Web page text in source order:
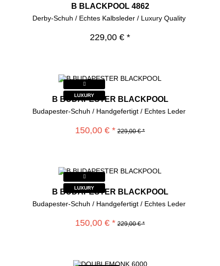
B BLACKPOOL 4862
Derby-Schuh / Echtes Kalbsleder / Luxury Quality
229,00 € *
LUXURY
B BUDAPESTER BLACKPOOL
Budapester-Schuh / Handgefertigt / Echtes Leder
150,00 € * 229,00 € *
LUXURY
B BUDAPESTER BLACKPOOL
Budapester-Schuh / Handgefertigt / Echtes Leder
150,00 € * 229,00 € *